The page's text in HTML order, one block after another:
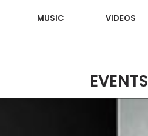
MUSIC VIDEOS
EVENTS